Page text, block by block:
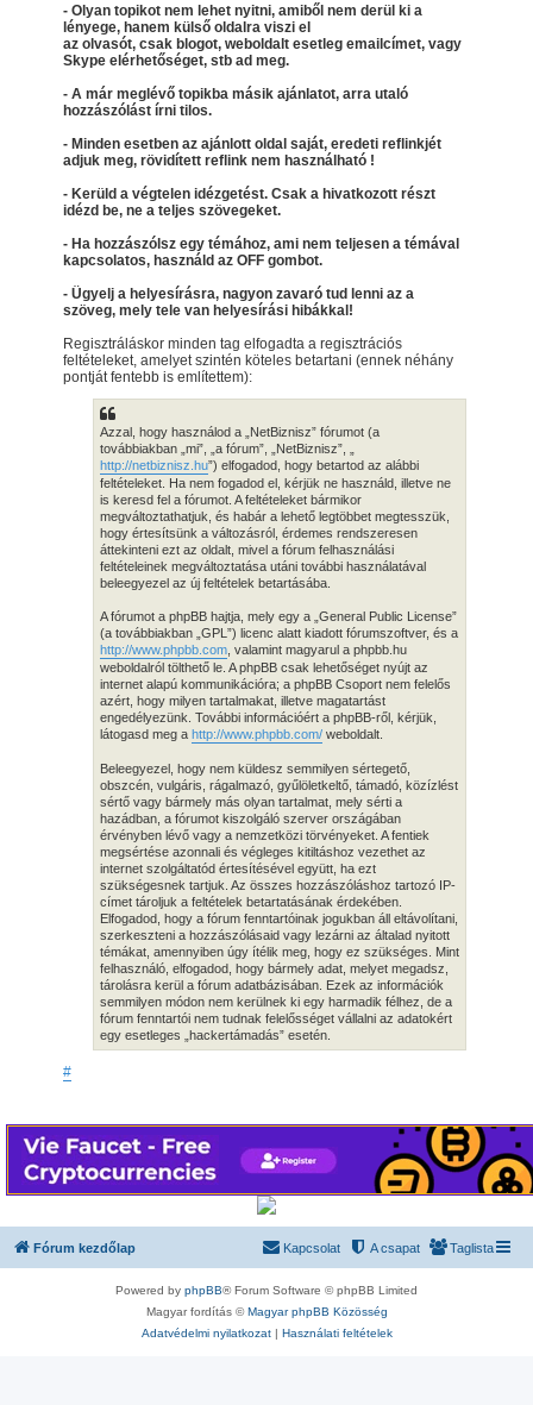
- Olyan topikot nem lehet nyitni, amiből nem derül ki a
lényege, hanem külső oldalra viszi el
az olvasót, csak blogot, weboldalt esetleg emailcímet, vagy
Skype elérhetőséget, stb ad meg.
- A már meglévő topikba másik ajánlatot, arra utaló
hozzászólást írni tilos.
- Minden esetben az ajánlott oldal saját, eredeti reflinkjét
adjuk meg, rövidített reflink nem használható !
- Kerüld a végtelen idézgetést. Csak a hivatkozott részt
idézd be, ne a teljes szövegeket.
- Ha hozzászólsz egy témához, ami nem teljesen a témával
kapcsolatos, használd az OFF gombot.
- Ügyelj a helyesírásra, nagyon zavaró tud lenni az a
szöveg, mely tele van helyesírási hibákkal!
Regisztráláskor minden tag elfogadta a regisztrációs
feltételeket, amelyet szintén köteles betartani (ennek néhány
pontját fentebb is említettem):
Azzal, hogy használod a „NetBiznisz” fórumot (a
továbbiakban „mi”, „a fórum”, „NetBiznisz”, „
http://netbiznisz.hu”) elfogadod, hogy betartod az alábbi
feltételeket. Ha nem fogadod el, kérjük ne használd, illetve ne
is keresd fel a fórumot. A feltételeket bármikor
megváltoztathatjuk, és habár a lehető legtöbbet megtesszük,
hogy értesítsünk a változásról, érdemes rendszeresen
áttekinteni ezt az oldalt, mivel a fórum felhasználási
feltételeinek megváltoztatása utáni további használatával
beleegyezel az új feltételek betartásába.
A fórumot a phpBB hajtja, mely egy a „General Public License”
(a továbbiakban „GPL”) licenc alatt kiadott fórumszoftver, és a
http://www.phpbb.com , valamint magyarul a phpbb.hu
weboldalról tölthető le. A phpBB csak lehetőséget nyújt az
internet alapú kommunikációra; a phpBB Csoport nem felelős
azért, hogy milyen tartalmakat, illetve magatartást
engedélyezünk. További információért a phpBB-ről, kérjük,
látogasd meg a http://www.phpbb.com/ weboldalt.
Beleegyezel, hogy nem küldesz semmilyen sértegető,
obszcén, vulgáris, rágalmazó, gyűlöletkeltő, támadó, közízlést
sértő vagy bármely más olyan tartalmat, mely sérti a
hazádban, a fórumot kiszolgáló szerver országában
érvényben lévő vagy a nemzetközi törvényeket. A fentiek
megsértése azonnali és végleges kitiltáshoz vezethet az
internet szolgáltatód értesítésével együtt, ha ezt
szükségesnek tartjuk. Az összes hozzászóláshoz tartozó IP-
címet tároljuk a feltételek betartatásának érdekében.
Elfogadod, hogy a fórum fenntartóinak jogukban áll eltávolítani,
szerkeszteni a hozzászólásaid vagy lezárni az általad nyitott
témákat, amennyiben úgy ítélik meg, hogy ez szükséges. Mint
felhasználó, elfogadod, hogy bármely adat, melyet megadsz,
tárolásra kerül a fórum adatbázisában. Ezek az információk
semmilyen módon nem kerülnek ki egy harmadik félhez, de a
fórum fenntartói nem tudnak felelősséget vállalni az adatokért
egy esetleges „hackertámadás” esetén.
#
Fórum kezdőlap Taglista
A csapat
Kapcsolat
Powered by phpBB® Forum Software © phpBB Limited
Magyar fordítás © Magyar phpBB Közösség
Adatvédelmi nyilatkozat| Használati feltételek